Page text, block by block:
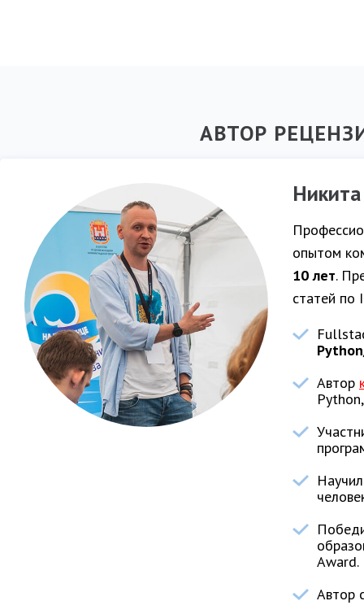
АВТОР
опытом
10 лет.
статей по
Автор
Award.
Автор